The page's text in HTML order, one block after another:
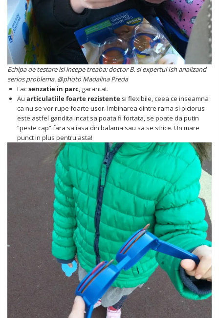
Echipa de testare isi incepe treaba: doctor B. si expertul Ish analizand
serios problema. @photo Madalina Preda
Facsenzatie in parc, garantat.
Au articulatiile foarte rezistente si flexibile, ceea ce inseamna
ca nu se vor rupe foarte usor. Imbinarea dintre rama si piciorus
este astfel gandita incat sa poata fi fortata, se poate da putin
“peste cap” fara sa iasa din balama sau sa se strice. Un mare
punct in plus pentru asta!